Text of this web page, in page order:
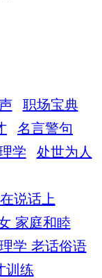
职场宝典
名言警句
学 处世为人
说话上
家庭和睦
学 老话俗语
训练